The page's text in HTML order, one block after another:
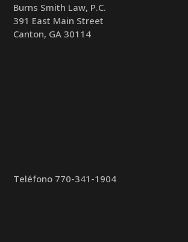
Burns Smith Law, P.C.
391 East Main Street
Canton, GA 30114
Teléfono 770-341-1904